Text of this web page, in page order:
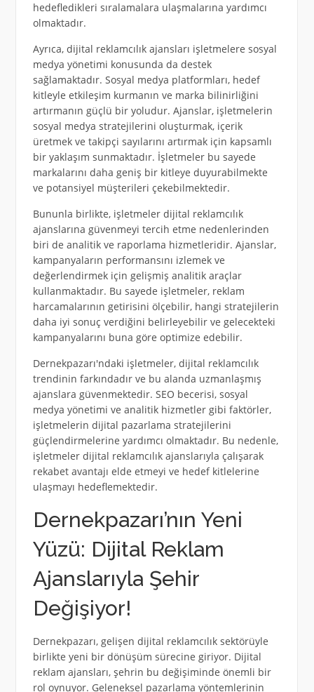
hedefledikleri sıralamalara ulaşmalarına yardımcı
olmaktadır.
Ayrıca, dijital reklamcılık ajansları işletmelere sosyal
medya yönetimi konusunda da destek
sağlamaktadır. Sosyal medya platformları, hedef
kitleyle etkileşim kurmanın ve marka bilinirliğini
artırmanın güçlü bir yoludur. Ajanslar, işletmelerin
sosyal medya stratejilerini oluşturmak, içerik
üretmek ve takipçi sayılarını artırmak için kapsamlı
bir yaklaşım sunmaktadır. İşletmeler bu sayede
markalarını daha geniş bir kitleye duyurabilmekte
ve potansiyel müşterileri çekebilmektedir.
Bununla birlikte, işletmeler dijital reklamcılık
ajanslarına güvenmeyi tercih etme nedenlerinden
biri de analitik ve raporlama hizmetleridir. Ajanslar,
kampanyaların performansını izlemek ve
değerlendirmek için gelişmiş analitik araçlar
kullanmaktadır. Bu sayede işletmeler, reklam
harcamalarının getirisini ölçebilir, hangi stratejilerin
daha iyi sonuç verdiğini belirleyebilir ve gelecekteki
kampanyalarını buna göre optimize edebilir.
Dernekpazarı'ndaki işletmeler, dijital reklamcılık
trendinin farkındadır ve bu alanda uzmanlaşmış
ajanslara güvenmektedir. SEO becerisi, sosyal
medya yönetimi ve analitik hizmetler gibi faktörler,
işletmelerin dijital pazarlama stratejilerini
güçlendirmelerine yardımcı olmaktadır. Bu nedenle,
işletmeler dijital reklamcılık ajanslarıyla çalışarak
rekabet avantajı elde etmeyi ve hedef kitlelerine
ulaşmayı hedeflemektedir.
Dernekpazarı’nın Yeni
Yüzü: Dijital Reklam
Ajanslarıyla Şehir
Değişiyor!
Dernekpazarı, gelişen dijital reklamcılık sektörüyle
birlikte yeni bir dönüşüm sürecine giriyor. Dijital
reklam ajansları, şehrin bu değişiminde önemli bir
rol oynuyor. Geleneksel pazarlama yöntemlerinin